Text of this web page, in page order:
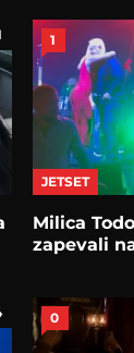
1
JETSET
Milica
zapevali
0